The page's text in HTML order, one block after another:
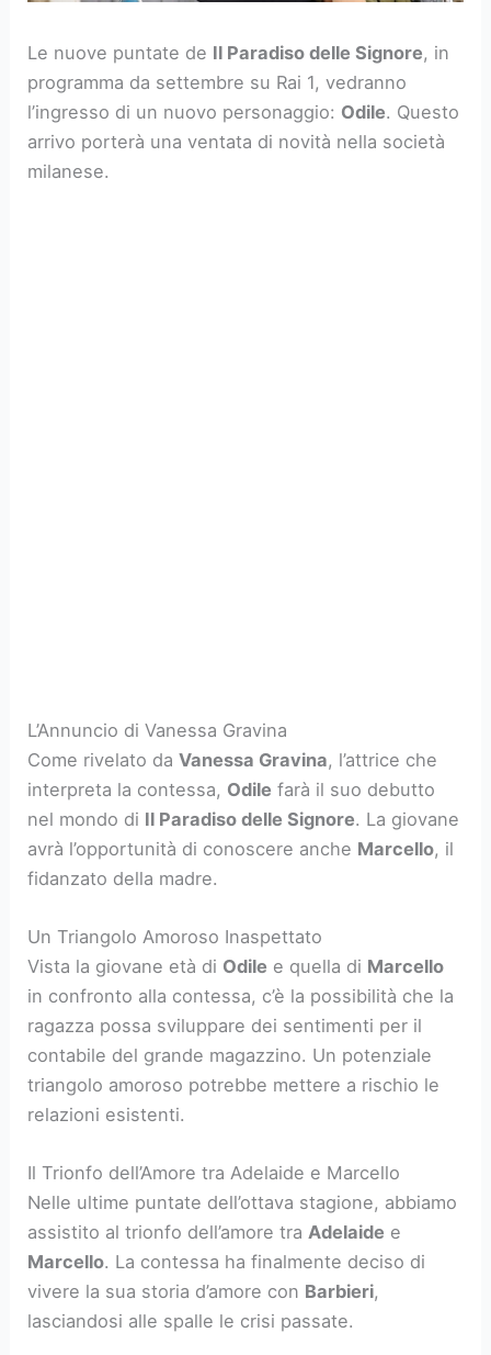
Le nuove puntate de Il Paradiso delle Signore, in
programma da settembre su Rai 1, vedranno
l’ingresso di un nuovo personaggio: Odile. Questo
arrivo porterà una ventata di novità nella società
milanese.
L’Annuncio di Vanessa Gravina
Come rivelato daVanessa Gravina, l’attrice che
interpreta la contessa, Odile farà il suo debutto
nel mondo di Il Paradiso delle Signore. La giovane
avrà l’opportunità di conoscere anche Marcello, il
fidanzato della madre.
Un Triangolo Amoroso Inaspettato
Vista la giovane età di Odile e quella di Marcello
in confronto alla contessa, c’è la possibilità che la
ragazza possa sviluppare dei sentimenti per il
contabile del grande magazzino. Un potenziale
triangolo amoroso potrebbe mettere a rischio le
relazioni esistenti.
Il Trionfo dell’Amore tra Adelaide e Marcello
Nelle ultime puntate dell’ottava stagione, abbiamo
assistito al trionfo dell’amore traAdelaide e
Marcello. La contessa ha finalmente deciso di
vivere la sua storia d’amore con Barbieri,
lasciandosi alle spalle le crisi passate.